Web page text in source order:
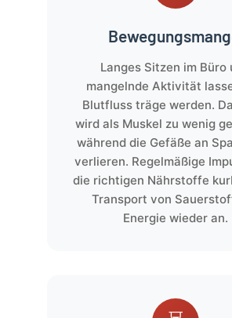
Langes Sitzen im Büro
mangelnde Aktivität
Blutfluss träge werden.
wird als Muskel zu wenig
während die Gefäße an
verlieren. Regelmäßige
die richtigen Nährstoffe
Transport von
Energie wieder an.